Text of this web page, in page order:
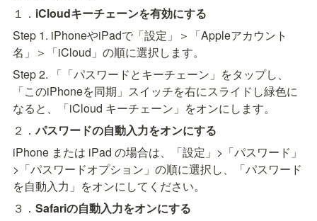
１． iCloudキーチェーンを有効にする
Step 1. iPhoneやiPadで「設定」＞「Appleアカウント
名」＞「iCloud」の順に選択します。
Step 2. 「「パスワードとキーチェーン」をタップし、
「このiPhoneを同期」スイッチを右にスライドし緑色に
なると、「iCloud キーチェーン」をオンにします。
２．パスワードの自動入力をオンにする
iPhone または iPad の場合は、「設定」>「パスワード」
>「パスワードオプション」の順に選択し、「パスワード
を自動入力」をオンにしてください。
３． Safariの自動入力をオンにする